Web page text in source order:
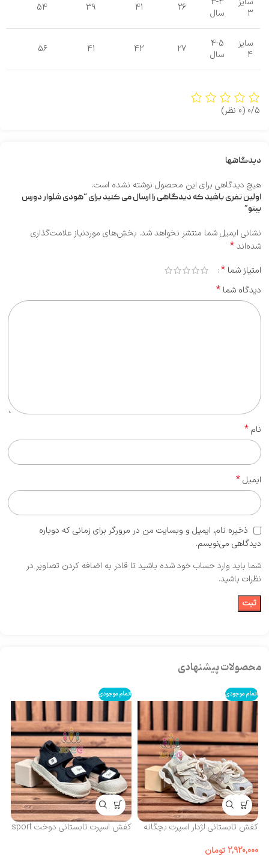
3
سال
26
41
39
54
سایز
4
4-5
سال
27
42
41
56
0/5 (0 نظر)
دیدگاهها
هیچ دیدگاهی برای این محصول نوشته نشده است.
اولین نفری باشید که دیدگاهی را ارسال می کنید برای “هودی شلوار دورس
ببتو”
نشانی ایمیل شما منتشر نخواهد شد. بخش‌های موردنیاز علامت‌گذاری
شده‌اند*
امتیاز شما *
دیدگاه شما *
نام*
ایمیل*
ذخیره نام، ایمیل و وبسایت من در مرورگر برای زمانی که دوباره
دیدگاهی می‌نویسم.
شما باید وارد حساب خود شده باشید تا قادر به اضافه کردن تصاویر در
نظرات باشید.
محصولات پیشنهادی
اتمام موجودی
کفش تابستانی لژدار اسپرت بچگانه
2,920,000 تومان
اتمام موجودی
کفش اسپرت تابستانی دوخت sport